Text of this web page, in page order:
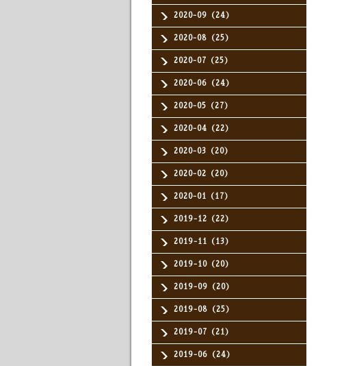
2020-09（24）
2020-08（25）
2020-07（25）
2020-06（24）
2020-05（27）
2020-04（22）
2020-03（20）
2020-02（20）
2020-01（17）
2019-12（22）
2019-11（13）
2019-10（20）
2019-09（20）
2019-08（25）
2019-07（21）
2019-06（24）